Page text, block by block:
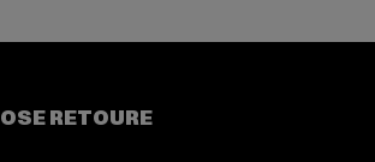
RETOURE